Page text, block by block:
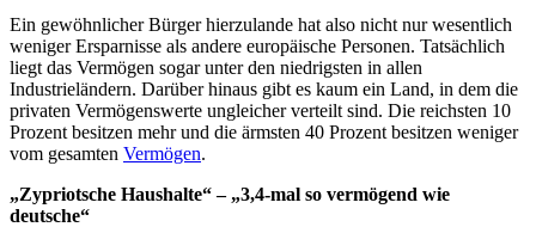
Ein gewöhnlicher Bürger hierzulande hat also nicht nur wesentlich
weniger Ersparnisse als andere europäische Personen. Tatsächlich
liegt das Vermögen sogar unter den niedrigsten in allen
Industrieländern. Darüber hinaus gibt es kaum ein Land, in dem die
privaten Vermögenswerte ungleicher verteilt sind. Die reichsten 10
Prozent besitzen mehr und die ärmsten 40 Prozent besitzen weniger
vom gesamten Vermögen.
„Zypriotsche Haushalte“ – „3,4-mal so vermögend wie
deutsche“